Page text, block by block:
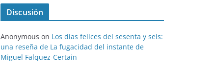
Discusión
Anonymous on Los días felices del sesenta y seis:
una reseña de La fugacidad del instante de
Miguel Falquez-Certain